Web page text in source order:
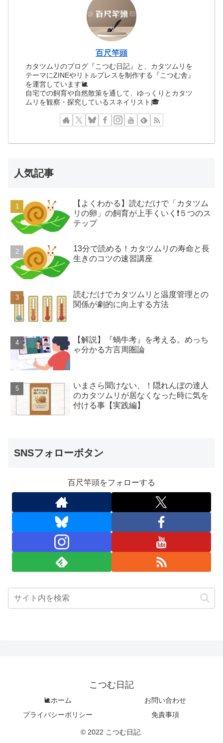
百尺竿頭
カタツムリのブログ『こつむ日記』と、カタツムリを
テーマにZINEやリトルプレスを制作する『こつむ舎』
を運営しています🐌
自宅での飼育や自然散策を通して、ゆっくりとカタツ
ムリを観察・探究しているスネイリスト🎓
人気記事
【よくわかる】読むだけで「カタツム
リの卵」の飼育が上手くいく❗️５つのス
テップ
13分で読める！カタツムリの寿命と長
生きのコツの速習講座
読むだけでカタツムリと温度管理との
関係が劇的に向上する方法
【解説】『蝸牛考』を考える。めっち
ゃ分かる方言周圏論
いまさら聞けない、！隠れんぼの達人
のカタツムリが居なくなった時に気を
付ける事【実践編】
SNSフォローボタン
百尺竿頭をフォローする
こつむ日記
🐌ホーム
お問い合わせ
プライバシーポリシー
免責事項
© 2022 こつむ日記.